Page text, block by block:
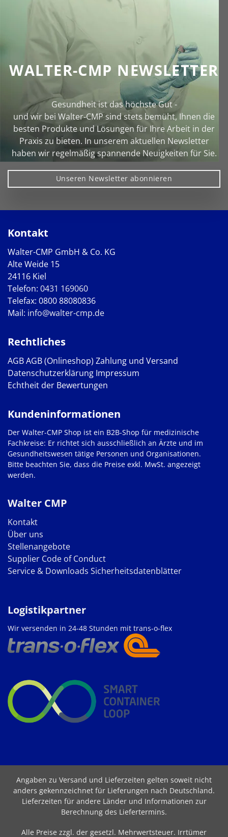
WALTER-CMP NEWSLETTER
Gesundheit ist das höchste Gut -
und wir bei Walter‑CMP sind stets bemüht, Ihnen die
besten Produkte und Lösungen für Ihre Arbeit in der
Praxis zu bieten. In unserem aktuellen Newsletter
haben wir regelmäßig spannende Neuigkeiten für Sie.
Unseren Newsletter abonnieren
Kontakt
Walter-CMP GmbH & Co. KG
Alte Weide 15
24116 Kiel
Telefon: 0431 169060
Telefax: 0800 88080836
Mail: info@walter-cmp.de
Rechtliches
AGBAGB (Onlineshop) Zahlung und Versand
Datenschutzerklärung Impressum
Echtheit der Bewertungen
Walter CMP
Kontakt
Über uns
Stellenangebote
Supplier Code of Conduct
Service & Downloads Sicherheitsdatenblätter
Kundeninformationen
Der Walter-CMP Shop ist ein B2B-Shop für medizinische
Fachkreise: Er richtet sich ausschließlich an Ärzte und im
Gesundheitswesen tätige Personen und Organisationen.
Bitte beachten Sie, dass die Preise exkl. MwSt. angezeigt
werden.
Logistikpartner
Wir versenden in 24-48 Stunden mit trans-o-flex
Angaben zu Versand und Lieferzeiten gelten soweit nicht
anders gekennzeichnet für Lieferungen nach Deutschland.
Lieferzeiten für andere Länder und Informationen zur
Berechnung des Liefertermins.
Alle Preise zzgl. der gesetzl. Mehrwertsteuer. Irrtümer